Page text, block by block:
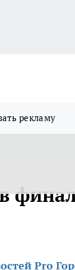
рекламу
Pro